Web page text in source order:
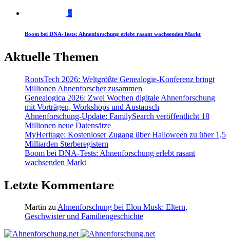
5
Boom bei DNA-Tests: Ahnenforschung erlebt rasant wachsenden Markt
Aktuelle Themen
RootsTech 2026: Weltgrößte Genealogie-Konferenz bringt
Millionen Ahnenforscher zusammen
Genealogica 2026: Zwei Wochen digitale Ahnenforschung
mit Vorträgen, Workshops und Austausch
Ahnenforschung-Update: FamilySearch veröffentlicht 18
Millionen neue Datensätze
MyHeritage: Kostenloser Zugang über Halloween zu über 1,5
Milliarden Sterberegistern
Boom bei DNA-Tests: Ahnenforschung erlebt rasant
wachsenden Markt
Letzte Kommentare
Martin zu Ahnenforschung bei Elon Musk: Eltern,
Geschwister und Familiengeschichte